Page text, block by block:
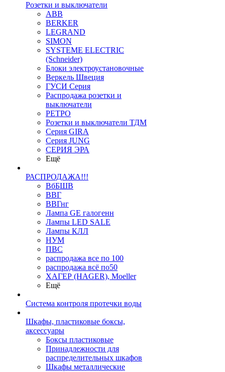
Розетки и выключатели
ABB
BERKER
LEGRAND
SIMON
SYSTEME ELECTRIC
(Schneider)
Блоки электроустановочные
Веркель Швеция
ГУСИ Серия
Распродажа розетки и
выключатели
РЕТРО
Розетки и выключатели ТДМ
Серия GIRA
Серия JUNG
СЕРИЯ ЭРА
Ещё
РАСПРОДАЖА!!!
ВбБШВ
ВВГ
ВВГнг
Лампа GE галогенн
Лампы LED SALE
Лампы КЛЛ
НУМ
ПВС
распродажа все по 100
распродажа всё по50
ХАГЕР (HAGER), Moeller
Ещё
Система контроля протечки воды
Шкафы, пластиковые боксы,
аксессуары
Боксы пластиковые
Принадлежности для
распределительных шкафов
Шкафы металлические